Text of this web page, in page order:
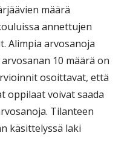
määrä
annettujen
Alimpia arvosanoja
10 määrä on
osoittavat, että
oppilaat voivat saada
Tilanteen
käsittelyssä laki